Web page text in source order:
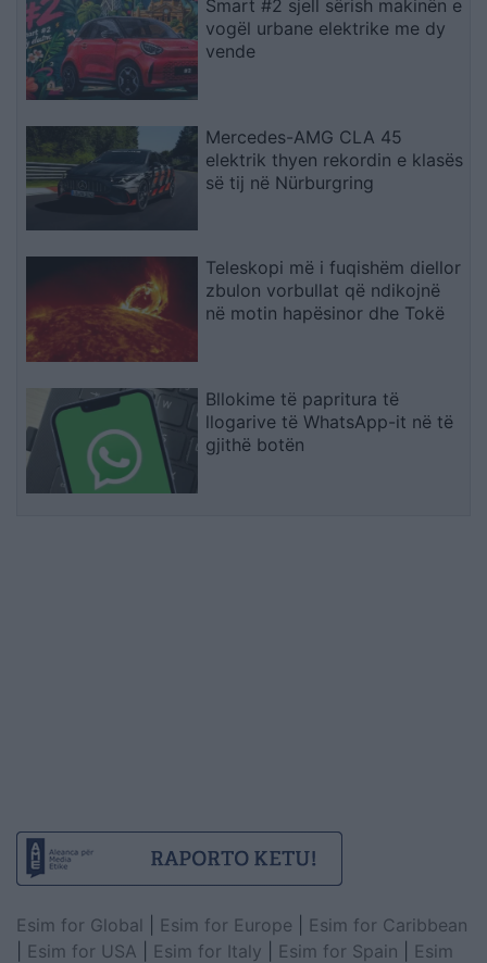
Smart #2 sjell sërish makinën e
vogël urbane elektrike me dy
vende
Mercedes-AMG CLA 45
elektrik thyen rekordin e klasës
së tij në Nürburgring
Teleskopi më i fuqishëm diellor
zbulon vorbullat që ndikojnë
në motin hapësinor dhe Tokë
Bllokime të papritura të
llogarive të WhatsApp-it në të
gjithë botën
Esim for Global Esim for Europe
Esim for Caribbean
Esim for USA Esim for Italy Esim for Spain
Esim